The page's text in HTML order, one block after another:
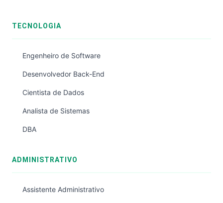
TECNOLOGIA
Engenheiro de Software
Desenvolvedor Back-End
Cientista de Dados
Analista de Sistemas
DBA
ADMINISTRATIVO
Assistente Administrativo